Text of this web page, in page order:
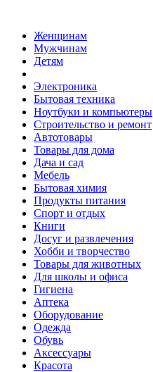
Женщинам
Мужчинам
Детям
Электроника
Бытовая техника
Ноутбуки и компьютеры
Строительство и ремонт
Автотовары
Товары для дома
Дача и сад
Мебель
Бытовая химия
Продукты питания
Спорт и отдых
Книги
Досуг и развлечения
Хобби и творчество
Товары для животных
Для школы и офиса
Гигиена
Аптека
Оборудование
Одежда
Обувь
Аксессуары
Красота